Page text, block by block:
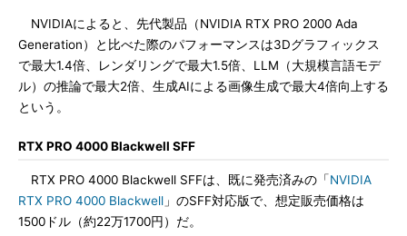
NVIDIAによると、先代製品（NVIDIA RTX PRO 2000 Ada
Generation）と比べた際のパフォーマンスは3Dグラフィックス
で最大1.4倍、レンダリングで最大1.5倍、LLM（大規模言語モデ
ル）の推論で最大2倍、生成AIによる画像生成で最大4倍向上する
という。
RTX PRO 4000 Blackwell SFF
RTX PRO 4000 Blackwell SFFは、既に発売済みの「NVIDIA
RTX PRO 4000 Blackwell 」のSFF対応版で、想定販売価格は
1500ドル（約22万1700円）だ。